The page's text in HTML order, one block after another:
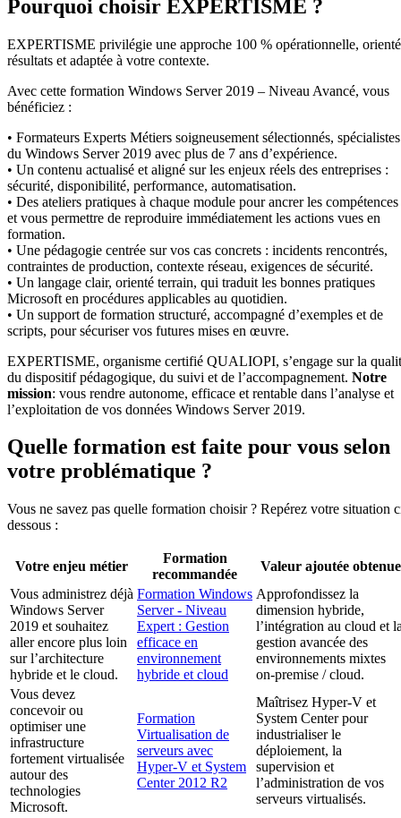
Pourquoi choisir EXPERTISME ?
EXPERTISME privilégie une approche 100 % opérationnelle,
résultats et adaptée à votre contexte.
Avec cette formation Windows Server 2019 – Niveau Avancé, vous
bénéficiez :
• Formateurs Experts Métiers soigneusement sélectionnés, spécialistes
du Windows Server 2019 avec plus de 7 ans d’expérience.
• Un contenu actualisé et aligné sur les enjeux réels des entreprises :
sécurité, disponibilité, performance, automatisation.
• Des ateliers pratiques à chaque module pour ancrer les compétences
et vous permettre de reproduire immédiatement les actions vues en
formation.
• Une pédagogie centrée sur vos cas concrets : incidents rencontrés,
contraintes de production, contexte réseau, exigences de sécurité.
• Un langage clair, orienté terrain, qui traduit les bonnes pratiques
Microsoft en procédures applicables au quotidien.
• Un support de formation structuré, accompagné d’exemples et de
scripts, pour sécuriser vos futures mises en œuvre.
EXPERTISME, organisme certifié QUALIOPI, s’engage sur la
du dispositif pédagogique, du suivi et de l’accompagnement. Notre
mission: vous rendre autonome, efficace et rentable dans l’analyse et
l’exploitation de vos données Windows Server 2019.
Quelle formation est faite pour vous selon
votre problématique ?
Vous ne savez pas quelle formation choisir ? Repérez votre situation
dessous :
Votre enjeu métier
Formation
recommandée
Valeur ajoutée obtenue
Vous administrez déjà
Windows Server
2019 et souhaitez
aller encore plus loin
sur l’architecture
hybride et le cloud.
Formation Windows
Server - Niveau
Expert : Gestion
efficace en
environnement
hybride et cloud
Approfondissez la
dimension hybride,
l’intégration au cloud et
gestion avancée des
environnements mixtes
on-premise / cloud.
Vous devez
concevoir ou
optimiser une
infrastructure
fortement virtualisée
autour des
technologies
Microsoft.
Formation
Virtualisation de
serveurs avec
Hyper-V et System
Center 2012 R2
Maîtrisez Hyper-V et
System Center pour
industrialiser le
déploiement, la
supervision et
l’administration de vos
serveurs virtualisés.